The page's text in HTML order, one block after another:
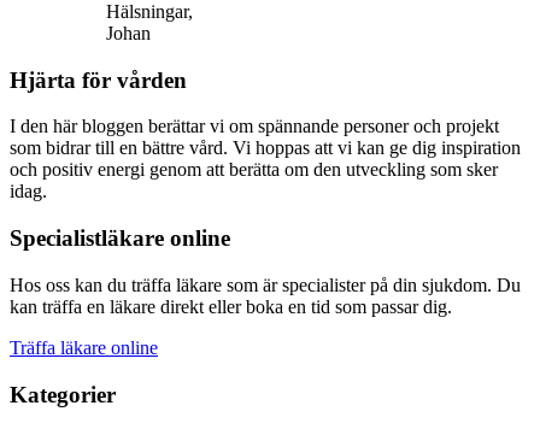
Hälsningar,
Johan
Hjärta för vården
I den här bloggen berättar vi om spännande personer och projekt
som bidrar till en bättre vård. Vi hoppas att vi kan ge dig inspiration
och positiv energi genom att berätta om den utveckling som sker
idag.
Specialistläkare online
Hos oss kan du träffa läkare som är specialister på din sjukdom. Du
kan träffa en läkare direkt eller boka en tid som passar dig.
Träffa läkare online
Kategorier